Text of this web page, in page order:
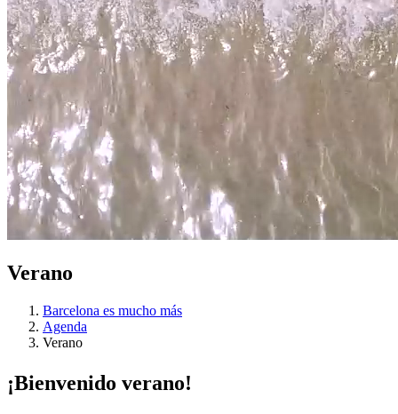
Verano
Barcelona es mucho más
Agenda
Verano
¡Bienvenido verano!